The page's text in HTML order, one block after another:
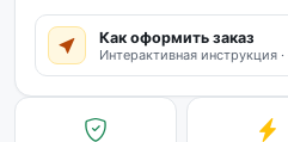
Как оформить заказ
Интерактивная инструкция ·